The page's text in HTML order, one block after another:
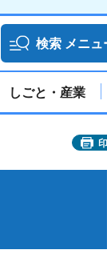
検索 メニュ
しごと・産業